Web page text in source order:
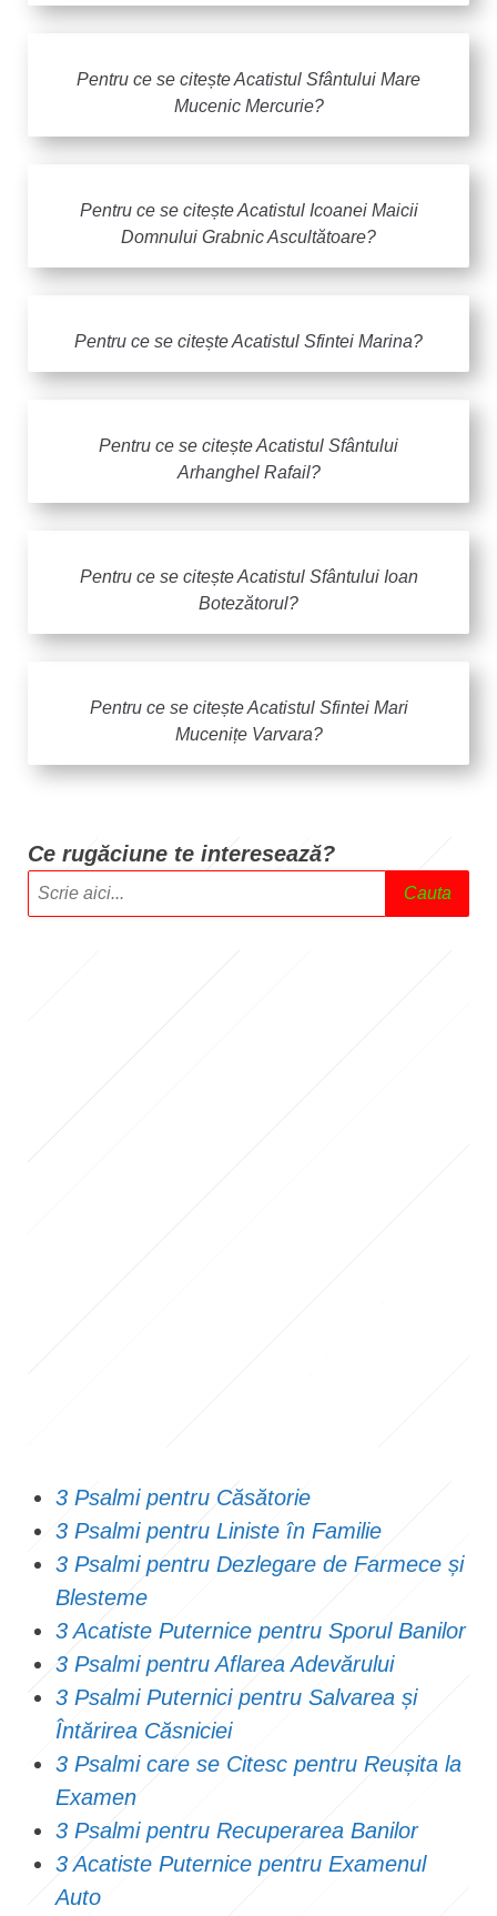
Pentru ce se citește Acatistul Sfântului Mare
Mucenic Mercurie?
Pentru ce se citește Acatistul Icoanei Maicii
Domnului Grabnic Ascultătoare?
Pentru ce se citește Acatistul Sfintei Marina?
Pentru ce se citește Acatistul Sfântului
Arhanghel Rafail?
Pentru ce se citește Acatistul Sfântului Ioan
Botezătorul?
Pentru ce se citește Acatistul Sfintei Mari
Mucenițe Varvara?
Ce rugăciune te interesează?
Cauta
3 Psalmi pentru Căsătorie
3 Psalmi pentru Liniste în Familie
3 Psalmi pentru Dezlegare de Farmece și
Blesteme
3 Acatiste Puternice pentru Sporul Banilor
3 Psalmi pentru Aflarea Adevărului
3 Psalmi Puternici pentru Salvarea și
Întărirea Căsniciei
3 Psalmi care se Citesc pentru Reușita la
Examen
3 Psalmi pentru Recuperarea Banilor
3 Acatiste Puternice pentru Examenul
Auto